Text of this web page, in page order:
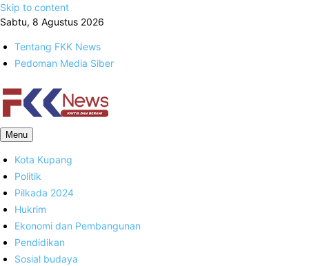
Skip to content
Sabtu, 8 Agustus 2026
Tentang FKK News
Pedoman Media Siber
FKK News
Menu
Kota Kupang
Politik
Pilkada 2024
Hukrim
Ekonomi dan Pembangunan
Pendidikan
Sosial budaya